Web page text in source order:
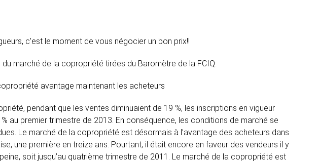
c’est le moment de vous négocier un bon prix!!
du marché de la copropriété tirées du Baromètre de la FCIQ:
avantage maintenant les acheteurs
pendant que les ventes diminuaient de 19 %, les inscriptions en vigueur
au premier trimestre de 2013. En conséquence, les conditions de marché se
Le marché de la copropriété est désormais à l’avantage des acheteurs dans
une première en treize ans. Pourtant, il était encore en faveur des vendeurs il y
soit jusqu’au quatrième trimestre de 2011. Le marché de la copropriété est